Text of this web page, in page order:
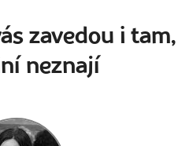
zavedou i tam,
neznají